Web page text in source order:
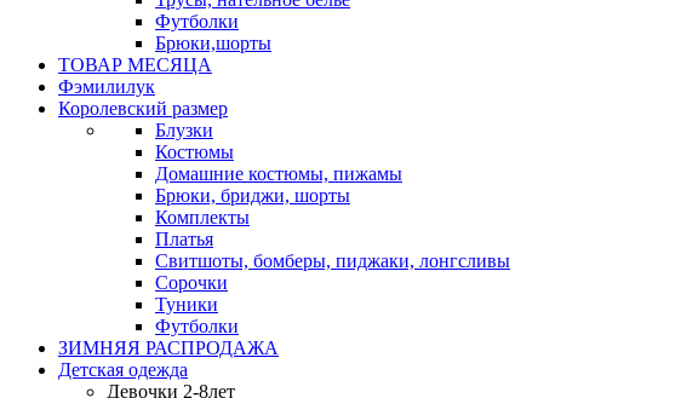
Футболки
Брюки,шорты
ТОВАР МЕСЯЦА
Фэмилилук
Королевский размер
Блузки
Костюмы
Домашние костюмы, пижамы
Брюки, бриджи, шорты
Комплекты
Платья
Свитшоты, бомберы, пиджаки, лонгсливы
Сорочки
Туники
Футболки
ЗИМНЯЯ РАСПРОДАЖА
Детская одежда
Девочки 2-8лет